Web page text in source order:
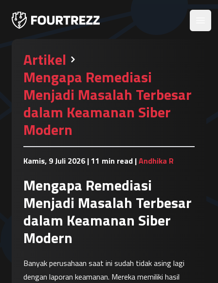
Artikel
Mengapa Remediasi
Menjadi Masalah Terbesar
dalam Keamanan Siber
Modern
Kamis, 9 Juli 2026 | 11 min read |Andhika R
Mengapa Remediasi
Menjadi Masalah Terbesar
dalam Keamanan Siber
Modern
Banyak perusahaan saat ini sudah tidak asing lagi
dengan laporan keamanan. Mereka memiliki hasil